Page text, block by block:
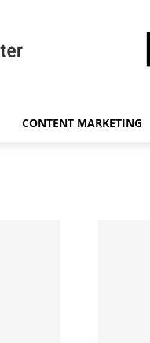
CONTENT MARKETING